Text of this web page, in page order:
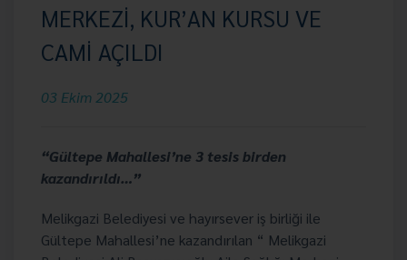
MERKEZİ, KUR’AN KURSU VE
CAMİ AÇILDI
03 Ekim 2025
“Gültepe Mahallesi’ne 3 tesis birden
kazandırıldı…”
Melikgazi Belediyesi ve hayırsever iş birliği ile
Gültepe Mahallesi’ne kazandırılan “ Melikgazi